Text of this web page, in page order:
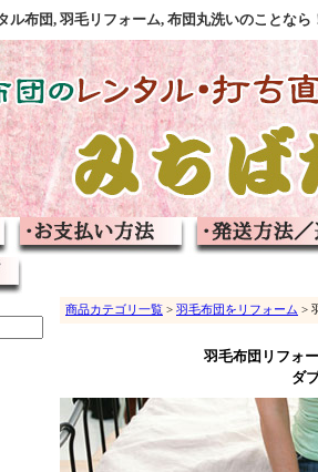
ル布団, 羽毛リフォーム, 布団丸洗いのことな
商品カテゴリ一覧 > 羽毛布団をリフォーム >
羽毛布団リフォ
ダ